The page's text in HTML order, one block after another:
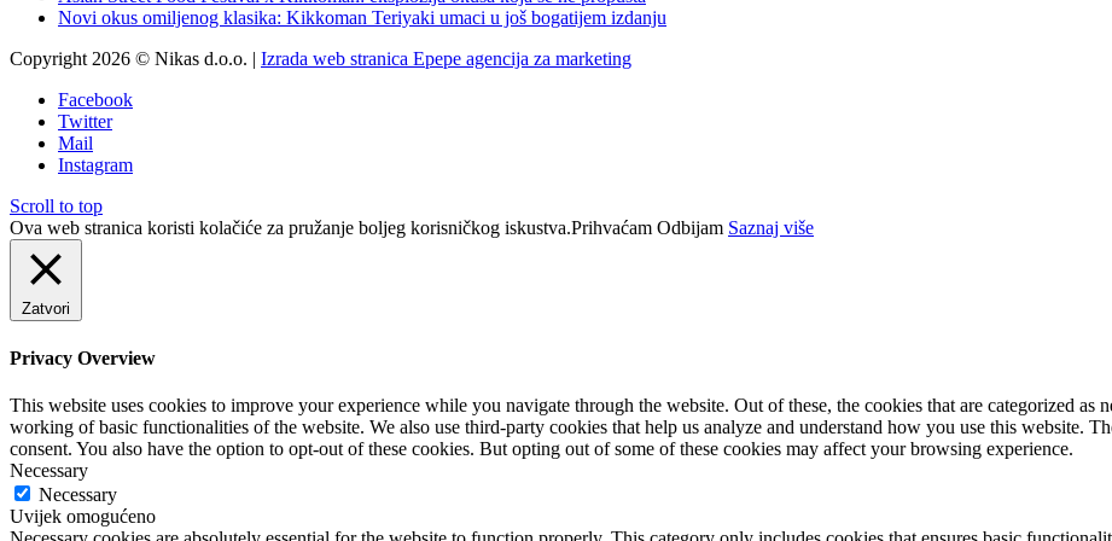
Novi okus omiljenog klasika: Kikkoman Teriyaki umaci u još bogatijem izdanju
Copyright 2026 © Nikas d.o.o. | Izrada web stranica Epepe agencija za marketing
Facebook
Twitter
Mail
Instagram
Scroll to top
Ova web stranica koristi kolačiće za pružanje boljeg korisničkog iskustva.Prihvaćam Odbijam Saznaj više
Zatvori
Privacy Overview
This website uses cookies to improve your experience while you navigate through the website. Out of these, the cookies that are categorized as
working of basic functionalities of the website. We also use third-party cookies that help us analyze and understand how you use this website.
consent. You also have the option to opt-out of these cookies. But opting out of some of these cookies may affect your browsing experience.
Necessary
Necessary
Uvijek omogućeno